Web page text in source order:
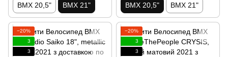
BMX 20,5" BMX 21" BMX 20,5" BMX 21"
−20%
3
3
−20%
3
3